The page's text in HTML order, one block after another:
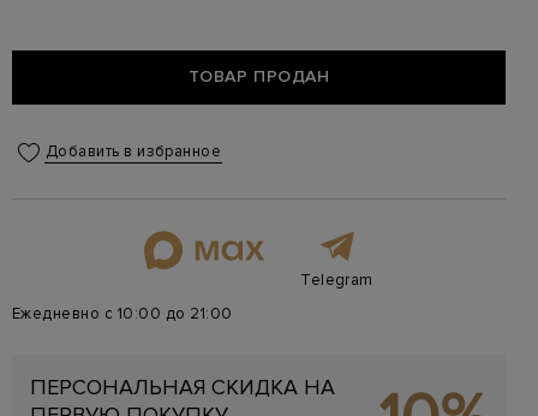
ТОВАР ПРОДАН
Добавить в избранное
Telegram
Ежедневно с 10:00 до 21:00
ПЕРСОНАЛЬНАЯ СКИДКА НА